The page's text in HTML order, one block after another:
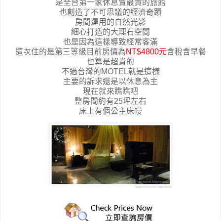
是全台第一家休息賣最貴的旅館
也創造了不可思議的經濟奇蹟
房間運用的自然光影
細心打造的大理石空間
也是因為這樣導致經常客滿
這次住的是第三等級目前房價為NT$4800元含稅含早餐
也算是超貴的
不過台灣的MOTEL就是這樣
主要的訴求還是以休息為主
現在就來瞧瞧吧
整房間約有25坪左右
床上有個公主床幔